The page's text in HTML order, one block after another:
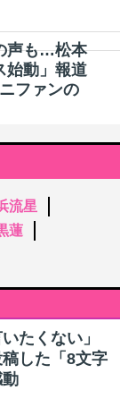
声も…松本
始動」報道
ファンの
流星
蓮
たくない」
した「8文字